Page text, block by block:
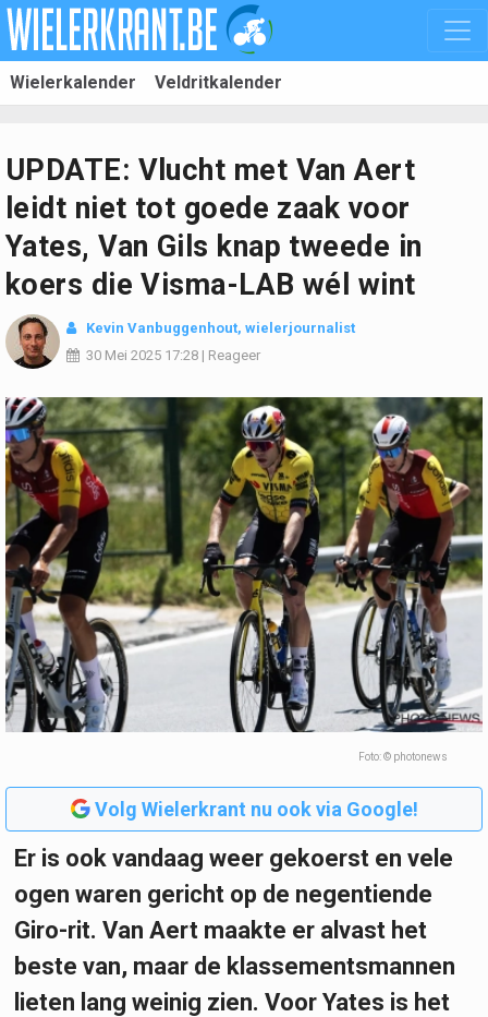
Wielerkalender Veldritkalender
UPDATE: Vlucht met Van Aert
leidt niet tot goede zaak voor
Yates, Van Gils knap tweede in
koers die Visma-LAB wél wint
Kevin Vanbuggenhout, wielerjournalist
30 Mei 2025 17:28 | Reageer
Foto: © photonews
Volg Wielerkrant nu ook via Google!
Er is ook vandaag weer gekoerst en vele
ogen waren gericht op de negentiende
Giro-rit. Van Aert maakte er alvast het
beste van, maar de klassementsmannen
lieten lang weinig zien. Voor Yates is het